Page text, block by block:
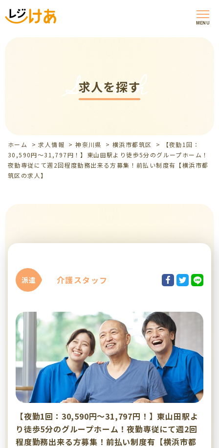
MENU
求人を探す
Search
ホーム >求人情報 >神奈川県 >横浜市都筑区 >
【夜勤1回：
30,590円～31,797円！】東山田駅より徒歩5分のグループホーム！
夜勤専従にて週2回程度勤務出来る方募集！前払い制度有【横浜市都
筑区の求人】
派遣 介護スタッフ
【夜勤1回：30,590円～31,797円！】東山田駅よ
り徒歩5分のグループホーム！夜勤専従にて週2回
程度勤務出来る方募集！前払い制度有【横浜市都